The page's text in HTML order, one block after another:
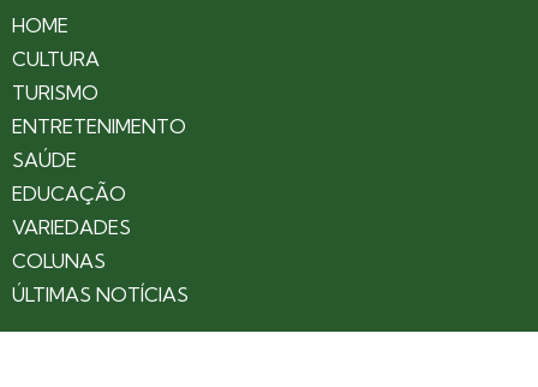
HOME
CULTURA
TURISMO
ENTRETENIMENTO
SAÚDE
EDUCAÇÃO
VARIEDADES
COLUNAS
ÚLTIMAS NOTÍCIAS